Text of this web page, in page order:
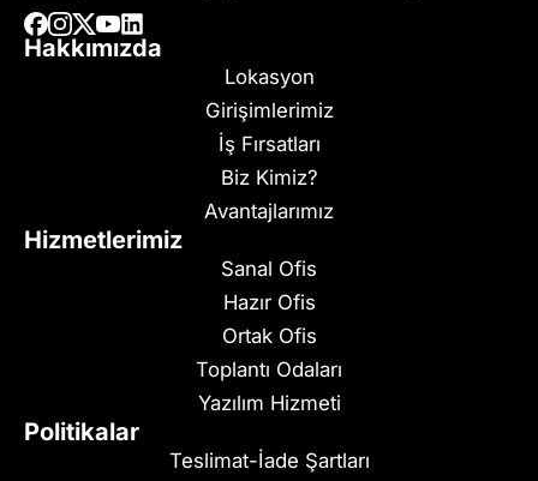
Hakkımızda
Lokasyon
Girişimlerimiz
İş Fırsatları
Biz Kimiz?
Avantajlarımız
Hizmetlerimiz
Sanal Ofis
Hazır Ofis
Ortak Ofis
Toplantı Odaları
Yazılım Hizmeti
Politikalar
Teslimat-İade Şartları